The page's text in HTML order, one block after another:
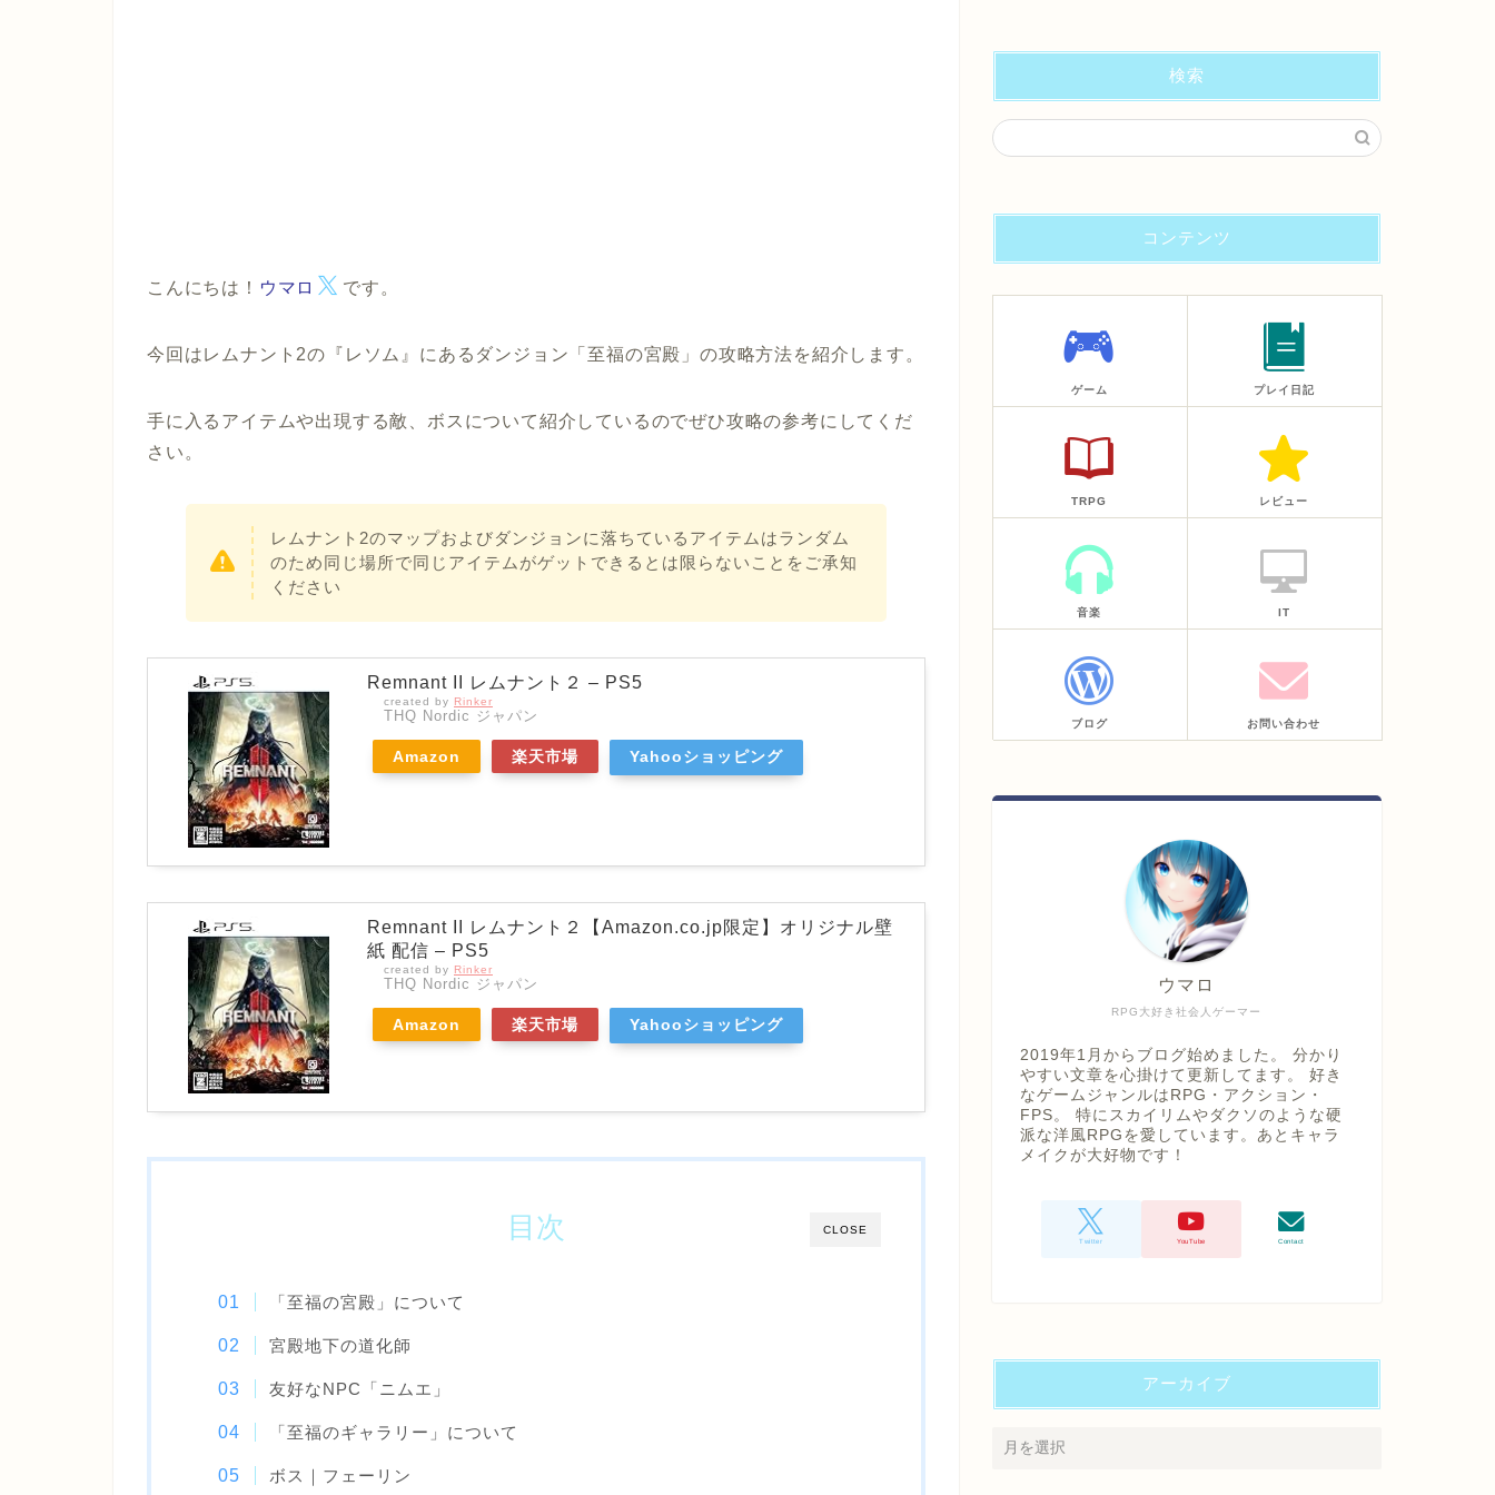
こんにちは！ ウマロ です。
今回はレムナント2の『レソム』にあるダンジョン 「至福の宮殿」の攻略方法を紹介します。
手に入るアイテムや出現する敵、ボスについて紹介しているのでぜひ攻略の参考にしてくだ
さい。
レムナント2のマップおよびダンジョンに落ちているアイテムはランダム
のため同じ場所で同じアイテムがゲットできるとは限らないことをご承知
ください
Remnant II レムナント２ – PS5
created by Rinker
THQ Nordic ジャパン
Amazon 楽天市場 Yahooショッピング
Remnant II レムナント２【Amazon.co.jp限定】オリジナル壁
紙 配信 – PS5
created by Rinker
THQ Nordic ジャパン
Amazon 楽天市場 Yahooショッピング
CLOSE
目次
「至福の宮殿」について
宮殿地下の道化師
友好なNPC「ニムエ」
「至福のギャラリー」について
ボス｜フェーリン
検索
コンテンツ
ゲーム プレイ日記
TRPG レビュー
音楽 IT
ブログ お問い合わせ
RPG大好き社会人ゲーマー
ウマロ
2019年1月からブログ始めました。 分かり
やすい文章を心掛けて更新してます。 好き
なゲームジャンルはRPG・アクション・
FPS。 特にスカイリムやダクソのような硬
派な洋風RPGを愛しています。あとキャラ
メイクが大好物です！
アーカイブ